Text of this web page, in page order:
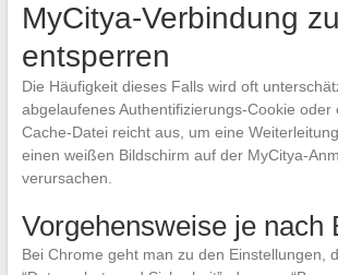
MyCitya-Verbindung zu
entsperren
Die Häufigkeit dieses Falls wird oft
abgelaufenes Authentifizierungs-Cookie oder
Cache-Datei reicht aus, um eine
einen weißen Bildschirm auf der MyCitya-
verursachen.
Vorgehensweise je nach
Bei Chrome geht man zu den Einstellungen,